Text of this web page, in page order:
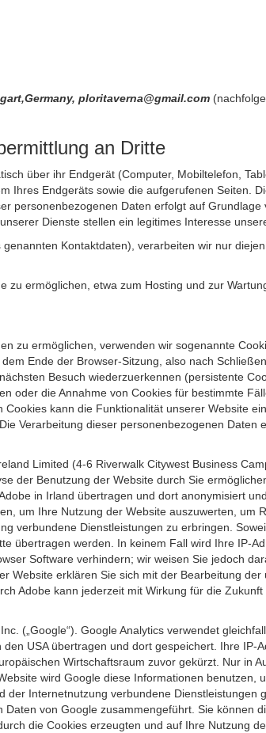
ploritaverna@gmail.com
an Dritte
über ihr Endgerät (Computer, Mobiltelefon,
Ihres Endgeräts sowie die aufgerufenen Seiten.
personenbezogenen Daten erfolgt auf
Dienste stellen ein legitimes Interesse
Kontaktdaten), verarbeiten wir nur
ermöglichen, etwa zum Hosting und zur
zu ermöglichen, verwenden wir sogenannte
Ende der Browser-Sitzung, also nach
Besuch wiederzuerkennen (persistente
oder die Annahme von Cookies für bestimmte
kann die Funktionalität unserer Website
Verarbeitung dieser personenbezogenen Daten
Limited (4-6 Riverwalk Citywest Business
der Benutzung der Website durch Sie
in Irland übertragen und dort anonymisiert
um Ihre Nutzung der Website auszuwerten, um
verbundene Dienstleistungen zu erbringen.
übertragen werden. In keinem Fall wird Ihre IP-
Software verhindern; wir weisen Sie jedoch
Website erklären Sie sich mit der Bearbeitung
Adobe kann jederzeit mit Wirkung für die
(„Google“). Google Analytics verwendet
USA übertragen und dort gespeichert. Ihre
Wirtschaftsraum zuvor gekürzt. Nur in
wird Google diese Informationen
Internetnutzung verbundene
von Google zusammengeführt. Sie können
die Cookies erzeugten und auf Ihre Nutzung